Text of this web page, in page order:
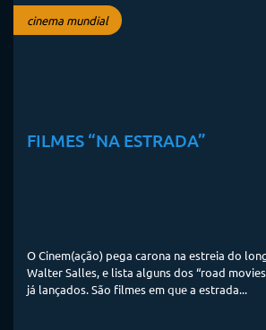
cinema mundial
FILMES “NA ESTRADA”
O Cinem(ação) pega carona na estreia do
Walter Salles, e lista alguns dos “road
já lançados. São filmes em que a estrada...